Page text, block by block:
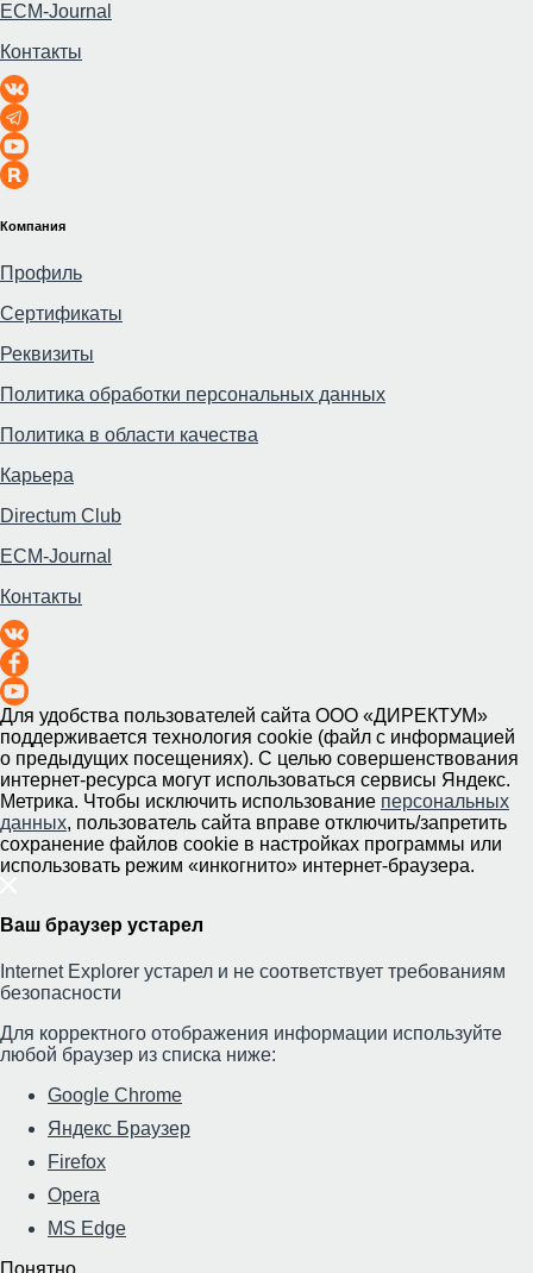
ECM-Journal
Контакты
Компания
Профиль
Сертификаты
Реквизиты
Политика обработки персональных данных
Политика в области качества
Карьера
Directum Club
ECM-Journal
Контакты
Для удобства пользователей сайта ООО «ДИРЕКТУМ»
поддерживается технология cookie (файл с информацией
о предыдущих посещениях). С целью совершенствования
интернет-ресурса могут использоваться сервисы Яндекс.
Метрика. Чтобы исключить использование персональных
данных, пользователь сайта вправе отключить/запретить
сохранение файлов cookie в настройках программы или
использовать режим «инкогнито» интернет-браузера.
Ваш браузер устарел
Internet Explorer устарел и не соответствует требованиям
безопасности
Для корректного отображения информации используйте
любой браузер из списка ниже:
Google Chrome
Яндекс Браузер
Firefox
Opera
MS Edge
Понятно